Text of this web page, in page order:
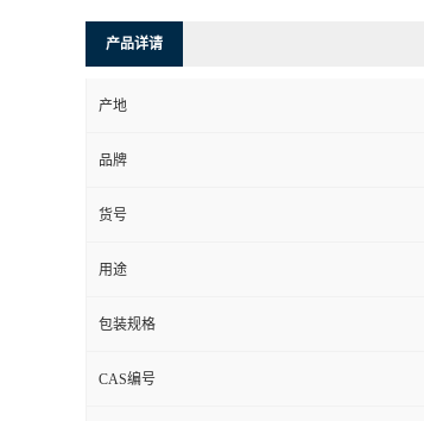
产品详请
产地
品牌
货号
用途
包装规格
CAS编号